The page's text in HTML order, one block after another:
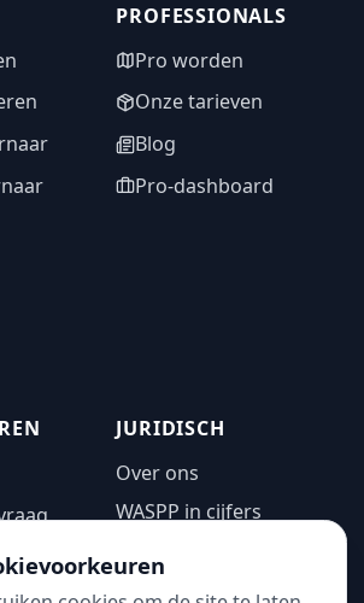
PROFESSIONALS
Pro worden
Onze tarieven
Blog
Pro-dashboard
JURIDISCH
Over ons
WASPP in cijfers
Privacybeleid